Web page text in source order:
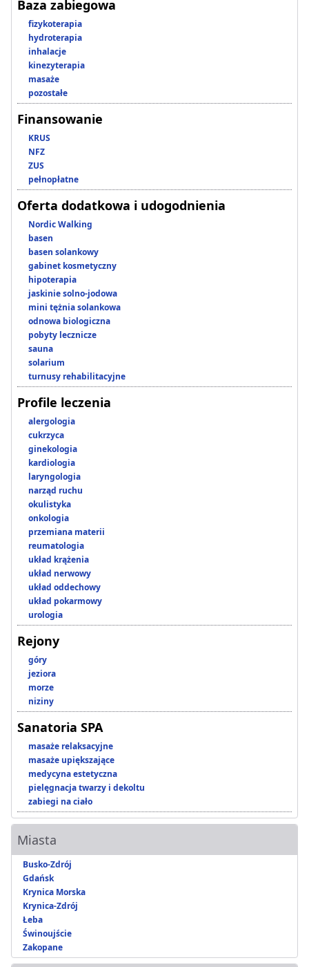
Baza zabiegowa
fizykoterapia
hydroterapia
inhalacje
kinezyterapia
masaże
pozostałe
Finansowanie
KRUS
NFZ
ZUS
pełnopłatne
Oferta dodatkowa i udogodnienia
Nordic Walking
basen
basen solankowy
gabinet kosmetyczny
hipoterapia
jaskinie solno-jodowa
mini tężnia solankowa
odnowa biologiczna
pobyty lecznicze
sauna
solarium
turnusy rehabilitacyjne
Profile leczenia
alergologia
cukrzyca
ginekologia
kardiologia
laryngologia
narząd ruchu
okulistyka
onkologia
przemiana materii
reumatologia
układ krążenia
układ nerwowy
układ oddechowy
układ pokarmowy
urologia
Rejony
góry
jeziora
morze
niziny
Sanatoria SPA
masaże relaksacyjne
masaże upiększające
medycyna estetyczna
pielęgnacja twarzy i dekoltu
zabiegi na ciało
Miasta
Busko-Zdrój
Gdańsk
Krynica Morska
Krynica-Zdrój
Łeba
Świnoujście
Zakopane